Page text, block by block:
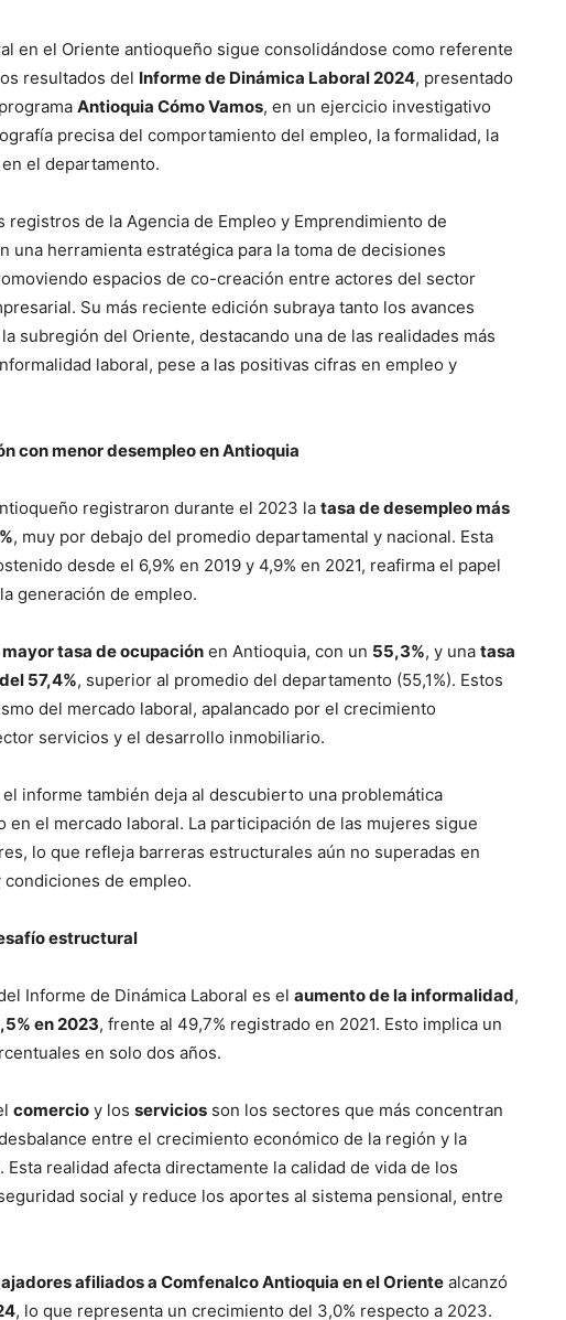
en el Oriente antioqueño sigue consolidándose como referente
resultados del Informe de Dinámica Laboral 2024, presentado
Antioquia Cómo Vamos, en un ejercicio investigativo
precisa del comportamiento del empleo, la formalidad, la
el departamento.
de la Agencia de Empleo y Emprendimiento de
una herramienta estratégica para la toma de decisiones
espacios de co-creación entre actores del sector
Su más reciente edición subraya tanto los avances
subregión del Oriente, destacando una de las realidades más
laboral, pese a las positivas cifras en empleo y
con menor desempleo en Antioquia
registraron durante el 2023 la tasa de desempleo más
, muy por debajo del promedio departamental y nacional. Esta
desde el 6,9% en 2019 y 4,9% en 2021, reafirma el papel
generación de empleo.
mayor tasa de ocupación en Antioquia, con un 55,3%, y una tasa
57,4%, superior al promedio del departamento (55,1%). Estos
del mercado laboral, apalancado por el crecimiento
servicios y el desarrollo inmobiliario.
informe también deja al descubierto una problemática
en el mercado laboral. La participación de las mujeres sigue
lo que refleja barreras estructurales aún no superadas en
de empleo.
estructural
Informe de Dinámica Laboral es el aumento de la informalidad,
en 2023, frente al 49,7% registrado en 2021. Esto implica un
en solo dos años.
comercio y los servicios son los sectores que más concentran
entre el crecimiento económico de la región y la
realidad afecta directamente la calidad de vida de los
social y reduce los aportes al sistema pensional, entre
afiliados a Comfenalco Antioquia en el Oriente alcanzó
, lo que representa un crecimiento del 3,0% respecto a 2023.